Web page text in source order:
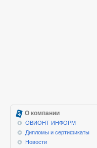
О компании
ОВИОНТ ИНФОРМ
Дипломы и сертификаты
Новости